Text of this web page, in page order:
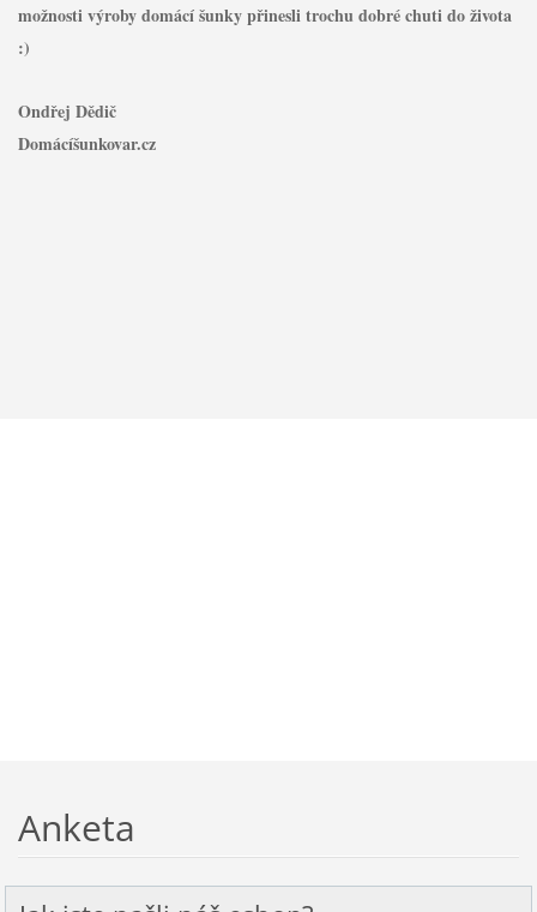
možnosti výroby domácí šunky přinesli trochu dobré chuti do života
:)
Ondřej Dědič
Domácíšunkovar.cz
Anketa